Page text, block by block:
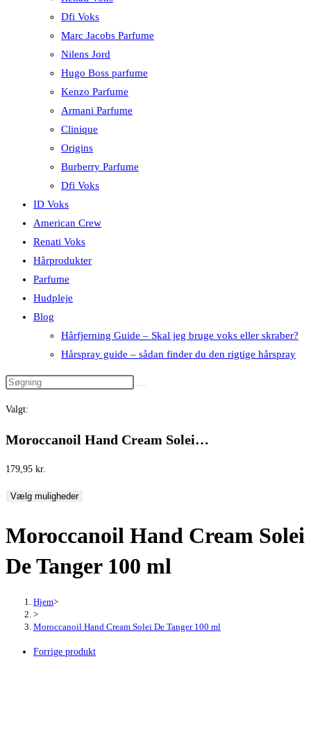
Dfi Voks
Marc Jacobs Parfume
Nilens Jord
Hugo Boss parfume
Kenzo Parfume
Armani Parfume
Clinique
Origins
Burberry Parfume
Dfi Voks
ID Voks
American Crew
Renati Voks
Hårprodukter
Parfume
Hudpleje
Blog
Hårfjerning Guide – Skal jeg bruge voks eller skraber?
Hårspray guide – sådan finder du den rigtige hårspray
Valgt:
Moroccanoil Hand Cream Solei…
179,95 kr.
Vælg muligheder
Moroccanoil Hand Cream Solei
De Tanger 100 ml
Hjem>
>
Moroccanoil Hand Cream Solei De Tanger 100 ml
Forrige produkt